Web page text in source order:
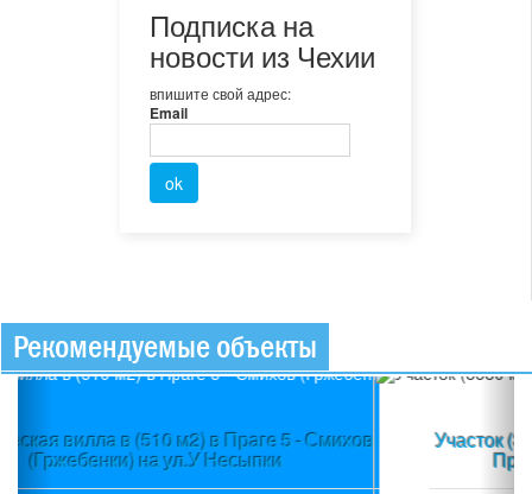
Подписка на
новости из Чехии
впишите свой адрес:
Email
Рекомендуемые объекты
Участок (3580 м2) в пос.Вшеноры (Прага-запад) +
Проект + Строительное разрешение
Previous